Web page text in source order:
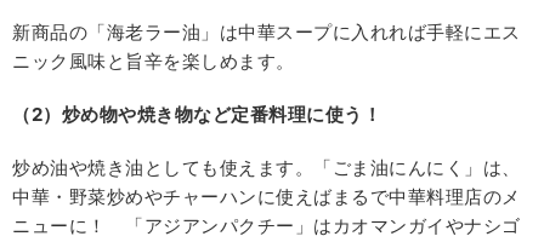
新商品の「海老ラー油」は中華スープに入れれば手軽にエス
ニック風味と旨辛を楽しめます。
（2）炒め物や焼き物など定番料理に使う！
炒め油や焼き油としても使えます。「ごま油にんにく」は、
中華・野菜炒めやチャーハンに使えばまるで中華料理店のメ
ニューに！ 「アジアンパクチー」はカオマンガイやナシゴ